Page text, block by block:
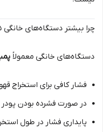
چرا بیشتر دستگاه‌های خانگی ۱۵ بار هستند؟
دستگاه‌های خانگی معمولاً پمپ
فشار کافی برای استخراج
در صورت فشرده بودن پودر
پایداری فشار در طول